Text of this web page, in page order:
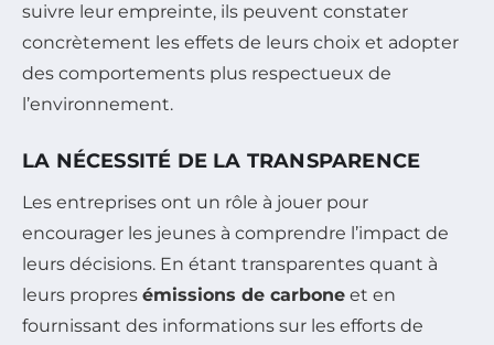
suivre leur empreinte, ils peuvent constater
concrètement les effets de leurs choix et adopter
des comportements plus respectueux de
l’environnement.
LA NÉCESSITÉ DE LA TRANSPARENCE
Les entreprises ont un rôle à jouer pour
encourager les jeunes à comprendre l’impact de
leurs décisions. En étant transparentes quant à
leurs propres émissions de carbone et en
fournissant des informations sur les efforts de